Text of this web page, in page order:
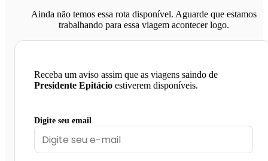
Ainda não temos essa rota disponível. Aguarde que estamos
trabalhando para essa viagem acontecer logo.
Receba um aviso assim que as viagens saindo de
Presidente Epitácio estiverem disponíveis.
Digite seu email